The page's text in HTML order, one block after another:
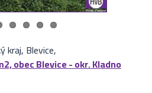
kraj, Blevice,
obec Blevice - okr. Kladno